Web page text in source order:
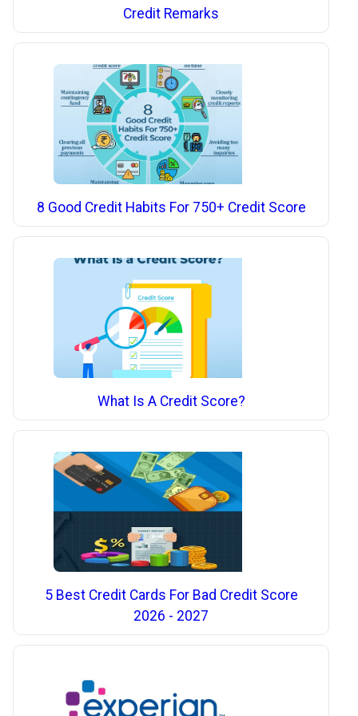
Credit Remarks
8 Good Credit Habits For 750+ Credit Score
What Is A Credit Score?
5 Best Credit Cards For Bad Credit Score
2026 - 2027